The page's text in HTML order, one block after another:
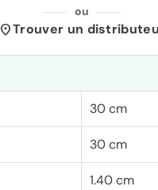
ou
location_onTrouver un
30 cm
30 cm
1.40 cm